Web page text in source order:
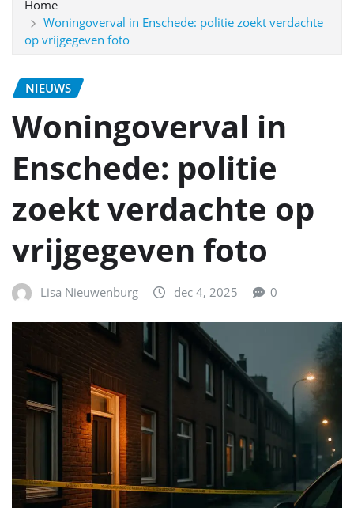
Home
Woningoverval in Enschede: politie zoekt verdachte
op vrijgegeven foto
NIEUWS
Woningoverval in
Enschede: politie
zoekt verdachte op
vrijgegeven foto
Lisa Nieuwenburg dec 4, 2025 0